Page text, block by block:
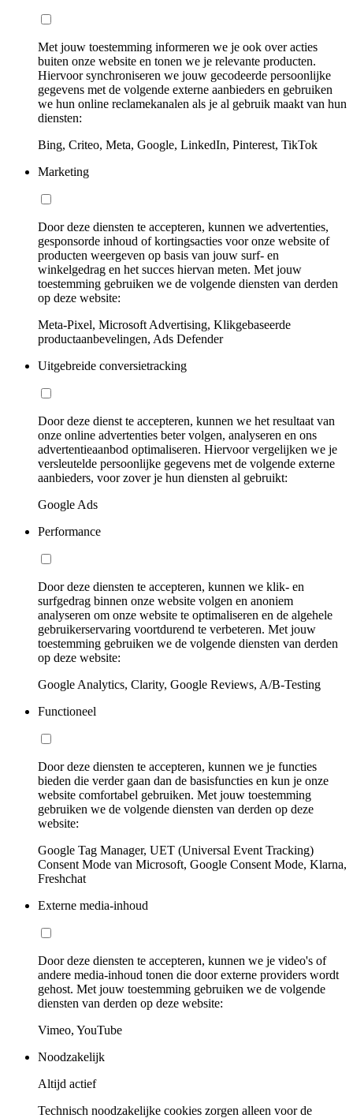
Met jouw toestemming informeren we je ook over acties
buiten onze website en tonen we je relevante producten.
Hiervoor synchroniseren we jouw gecodeerde persoonlijke
gegevens met de volgende externe aanbieders en gebruiken
we hun online reclamekanalen als je al gebruik maakt van hun
diensten:
Bing, Criteo, Meta, Google, LinkedIn, Pinterest, TikTok
Marketing
Door deze diensten te accepteren, kunnen we advertenties,
gesponsorde inhoud of kortingsacties voor onze website of
producten weergeven op basis van jouw surf- en
winkelgedrag en het succes hiervan meten. Met jouw
toestemming gebruiken we de volgende diensten van derden
op deze website:
Meta-Pixel, Microsoft Advertising, Klikgebaseerde
productaanbevelingen, Ads Defender
Uitgebreide conversietracking
Door deze dienst te accepteren, kunnen we het resultaat van
onze online advertenties beter volgen, analyseren en ons
advertentieaanbod optimaliseren. Hiervoor vergelijken we je
versleutelde persoonlijke gegevens met de volgende externe
aanbieders, voor zover je hun diensten al gebruikt:
Google Ads
Performance
Door deze diensten te accepteren, kunnen we klik- en
surfgedrag binnen onze website volgen en anoniem
analyseren om onze website te optimaliseren en de algehele
gebruikerservaring voortdurend te verbeteren. Met jouw
toestemming gebruiken we de volgende diensten van derden
op deze website:
Google Analytics, Clarity, Google Reviews, A/B-Testing
Functioneel
Door deze diensten te accepteren, kunnen we je functies
bieden die verder gaan dan de basisfuncties en kun je onze
website comfortabel gebruiken. Met jouw toestemming
gebruiken we de volgende diensten van derden op deze
website:
Google Tag Manager, UET (Universal Event Tracking)
Consent Mode van Microsoft, Google Consent Mode, Klarna,
Freshchat
Externe media-inhoud
Door deze diensten te accepteren, kunnen we je video's of
andere media-inhoud tonen die door externe providers wordt
gehost. Met jouw toestemming gebruiken we de volgende
diensten van derden op deze website:
Vimeo, YouTube
Noodzakelijk
Altijd actief
Technisch noodzakelijke cookies zorgen alleen voor de